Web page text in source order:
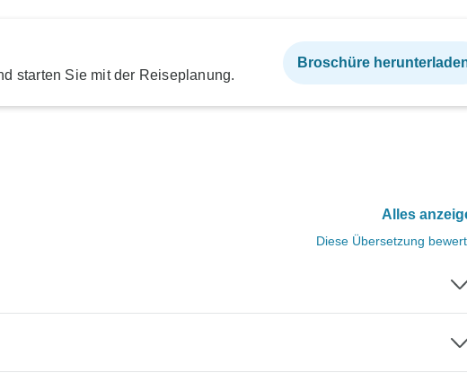
starten Sie mit der Reiseplanung.
Broschüre
Alles
Diese Übersetzung